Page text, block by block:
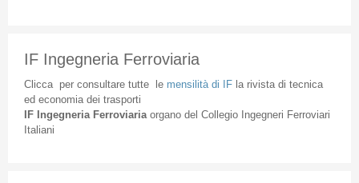
IF Ingegneria Ferroviaria
Cliccaper consultare tuttele mensilità di IFla rivista di tecnica
ed economia dei trasporti
IF Ingegneria Ferroviaria organodel Collegio Ingegneri Ferroviari
Italiani